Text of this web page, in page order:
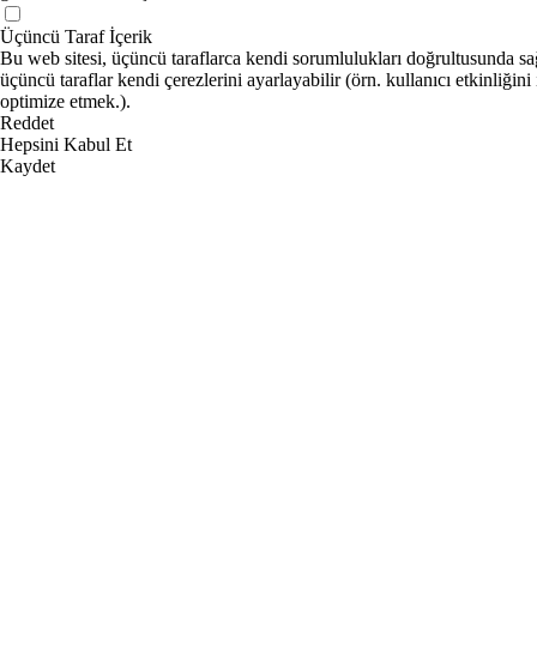
Üçüncü Taraf İçerik
Bu web sitesi, üçüncü taraflarca kendi sorumlulukları doğrultusunda
üçüncü taraflar kendi çerezlerini ayarlayabilir (örn. kullanıcı
optimize etmek.).
Reddet
Hepsini Kabul Et
Kaydet